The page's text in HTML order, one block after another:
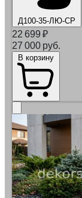
Д100-35-ЛЮ-СР
22 699 ₽
27 000 руб.